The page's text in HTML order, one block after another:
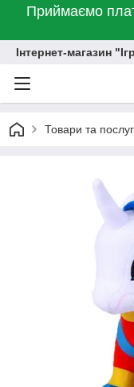
Приймаємо
Інтернет-магазин
Товари та